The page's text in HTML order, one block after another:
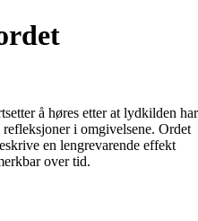
å høres etter at lydkilden har
i omgivelsene. Ordet
en lengrevarende effekt
over tid.